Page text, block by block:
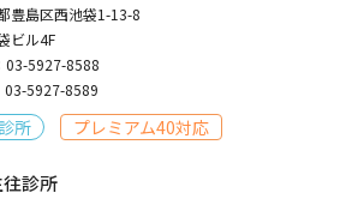
豊島区西池袋1-13-8
ビル4F
03-5927-8588
03-5927-8589
所 プレミアム40対応
診所